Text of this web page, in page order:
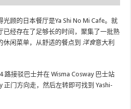
顾的日本餐厅是Ya Shi No Mi Cafe。就
已经存在了足够长的时间，聚集了一批熟
闲菜单，从舒适的餐点到 洋食意大利
路接驳巴士并在 Wisma Cosway 巴士站
正门方向走，然后左转即可找到 Yashi-